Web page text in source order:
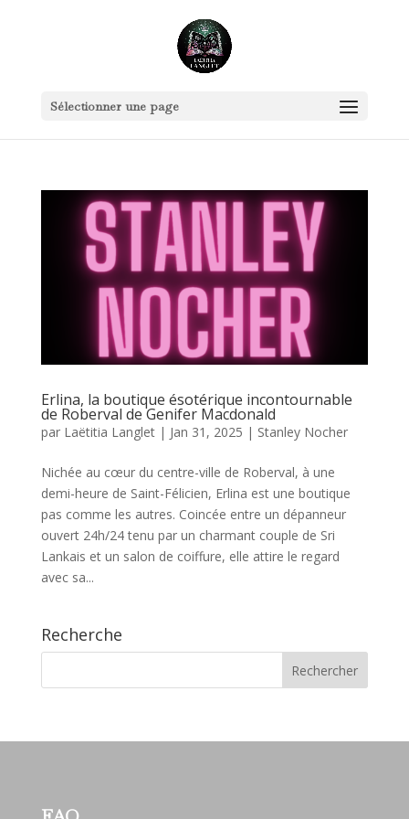
Sélectionner une page
Erlina, la boutique ésotérique incontournable
de Roberval de Genifer Macdonald
par Laëtitia Langlet| Jan 31, 2025 | Stanley Nocher
Nichée au cœur du centre-ville de Roberval, à une
demi-heure de Saint-Félicien, Erlina est une boutique
pas comme les autres. Coincée entre un dépanneur
ouvert 24h/24 tenu par un charmant couple de Sri
Lankais et un salon de coiffure, elle attire le regard
avec sa...
Recherche